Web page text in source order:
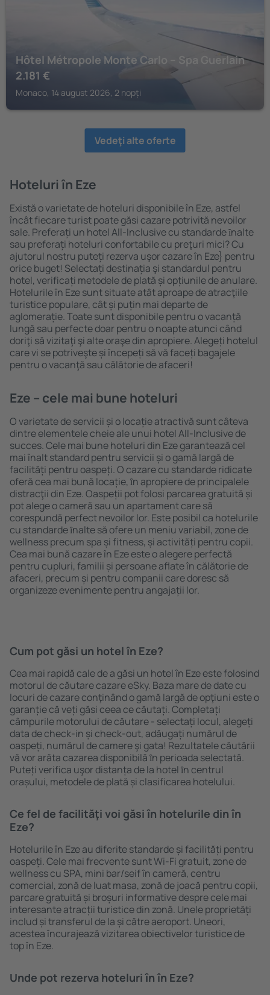
Hôtel Métropole Monte Carlo – Spa Guerlain
2.181 €
Monaco, 14 august 2026, 2 nopți
Vedeţi alte oferte
Hoteluri în Eze
Există o varietate de hoteluri disponibile în Eze, astfel
încât fiecare turist poate găsi cazare potrivită nevoilor
sale. Preferați un hotel All-Inclusive cu standarde ȋnalte
sau preferați hoteluri confortabile cu preţuri mici? Cu
ajutorul nostru puteți rezerva uşor cazare în Eze} pentru
orice buget! Selectați destinația şi standardul pentru
hotel, verificați metodele de plată și opțiunile de anulare.
Hotelurile în Eze sunt situate atât aproape de atracţiile
turistice populare, cât și puțin mai departe de
aglomerație. Toate sunt disponibile pentru o vacanță
lungă sau perfecte doar pentru o noapte atunci când
doriţi să vizitaţi şi alte oraşe din apropiere. Alegeți hotelul
care vi se potriveşte și începeți să vă faceți bagajele
pentru o vacanţă sau călătorie de afaceri!
Eze – cele mai bune hoteluri
O varietate de servicii și o locație atractivă sunt câteva
dintre elementele cheie ale unui hotel All-Inclusive de
succes. Cele mai bune hoteluri din Eze garantează cel
mai înalt standard pentru servicii și o gamă largă de
facilități pentru oaspeți. O cazare cu standarde ridicate
oferă cea mai bună locație, ȋn apropiere de principalele
distracţii din Eze. Oaspeții pot folosi parcarea gratuită și
pot alege o cameră sau un apartament care să
corespundă perfect nevoilor lor. Este posibil ca hotelurile
cu standarde ȋnalte să ofere un meniu variabil, zone de
wellness precum spa și fitness, și activități pentru copii.
Cea mai bună cazare în Eze este o alegere perfectă
pentru cupluri, familii și persoane aflate în călătorie de
afaceri, precum și pentru companii care doresc să
organizeze evenimente pentru angajații lor.
Cum pot găsi un hotel în Eze?
Cea mai rapidă cale de a găsi un hotel în Eze este folosind
motorul de căutare cazare eSky. Baza mare de date cu
locuri de cazare conţinând o gamă largă de opţiuni este o
garanție că veți găsi ceea ce căutați. Completați
câmpurile motorului de căutare - selectați locul, alegeți
data de check-in și check-out, adăugați numărul de
oaspeți, numărul de camere şi gata! Rezultatele căutării
vă vor arăta cazarea disponibilă ȋn perioada selectată.
Puteți verifica uşor distanța de la hotel ȋn centrul
orașului, metodele de plată și clasificarea hotelului.
Ce fel de facilităţi voi găsi ȋn hotelurile din în
Eze?
Hotelurile în Eze au diferite standarde și facilități pentru
oaspeți. Cele mai frecvente sunt Wi-Fi gratuit, zone de
wellness cu SPA, mini bar/seif în cameră, centru
comercial, zonă de luat masa, zonă de joacă pentru copii,
parcare gratuită și broșuri informative despre cele mai
interesante atracții turistice din zonă. Unele proprietăți
includ și transferul de la și către aeroport. Uneori,
acestea încurajează vizitarea obiectivelor turistice de
top în Eze.
Unde pot rezerva hoteluri ȋn în Eze?